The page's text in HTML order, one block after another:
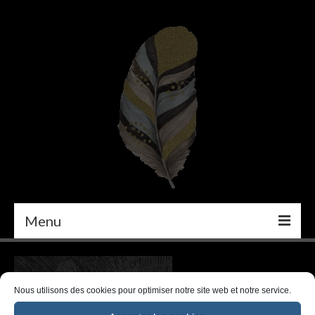
Nous utilisons des cookies pour optimiser notre site web et notre service.
Menu
PEINTURE
DÉCORATION INTÉRIEURE